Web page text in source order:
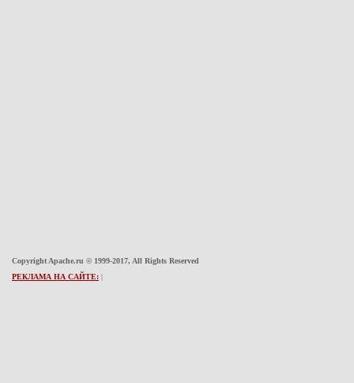
Copyright Apache.ru © 1999-2017, All Rights Reserved
РЕКЛАМА НА САЙТЕ: |